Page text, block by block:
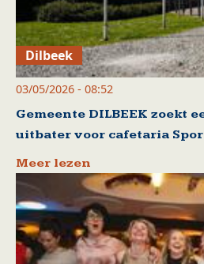
Dilbeek
03/05/2026 - 08:52
Gemeente DILBEEK zoekt
uitbater voor cafetaria
Meer lezen